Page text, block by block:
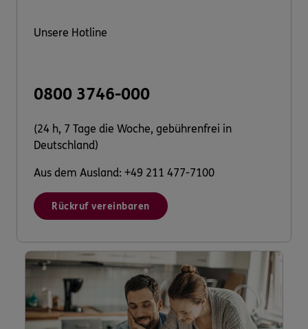
Unsere Hotline
0800 3746-000
(24 h, 7 Tage die Woche, gebührenfrei in
Deutschland)
Aus dem Ausland: +49 211 477-7100
Rückruf vereinbaren